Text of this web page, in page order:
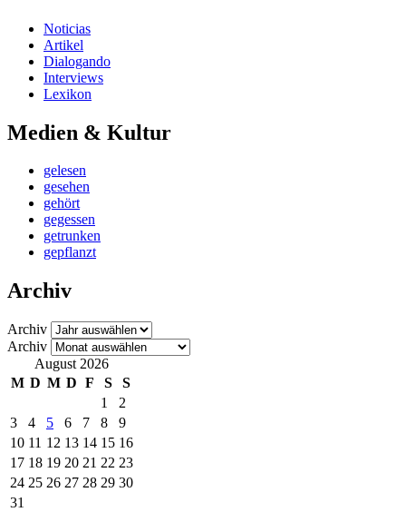
Noticias
Artikel
Dialogando
Interviews
Lexikon
Medien & Kultur
gelesen
gesehen
gehört
gegessen
getrunken
gepflanzt
Archiv
Archiv
Archiv
August 2026
M D M D F S
S
1
2
3
4 5 6 7 8
9
10 11 12 13 14 15 16
17 18 19 20 21 22 23
24 25 26 27 28 29 30
31